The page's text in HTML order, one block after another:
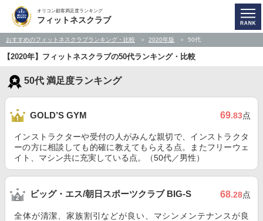
オリコン顧客満足度ランキング
フィットネスクラブ
おすすめのフィットネスクラブランキング・比較 2020年版 50代
【2020年】フィットネスクラブの50代ランキング・比較
50代 満足度ランキング
GOLD’S GYM 69.83点
インストラクターや受付の人がみんな親切で、インストラクタ
ーの方に相談しても的確に教えてもらえる点。またフリーウェ
イト、マシン共に充実している点。（50代／男性）
ビッグ・エス/朝日スポーツクラブ BIG-S 68.28点
全体が清潔、家族割引などが良い、マシンメンテナンスが良